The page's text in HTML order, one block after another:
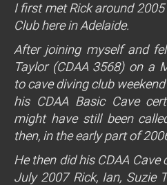
I first met Rick around
Club here in Adelaide.
After joining myself and
Taylor (CDAA 3568) on a
to cave diving club
his CDAA Basic Cave
might have still been
then, in the early part of
He then did his CDAA
July 2007 Rick, Ian, Suzie